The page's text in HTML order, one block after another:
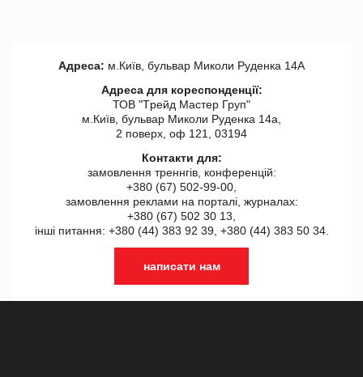
Адреса: м.Київ, бульвар Миколи Руденка 14А
Адреса для кореспонденції:
ТОВ "Tрейд Мастер Груп"
м.Київ, бульвар Миколи Руденка 14а,
2 поверх, оф 121, 03194
Контакти для:
замовлення треннгів, конференцій:
+380 (67) 502-99-00,
замовлення реклами на порталі, журналах:
+380 (67) 502 30 13,
інші питання: +380 (44) 383 92 39, +380 (44) 383 50 34.
написати нам